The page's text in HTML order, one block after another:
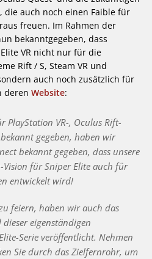
die auch noch einen Faible für
freuen. Im Rahmen der
bekanntgegeben, dass
VR nicht nur für die
Rift / S, Steam VR und
auch noch zusätzlich für
deren Website:
PlayStation VR-, Oculus Rift-
gegeben, haben wir
bekannt gegeben, dass unsere
Vision für Sniper Elite auch für
entwickelt wird!
feiern, haben wir auch das
eigenständigen
Serie veröffentlicht. Nehmen
Sie durch das Zielfernrohr, um